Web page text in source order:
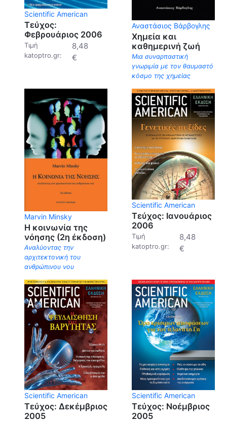
Scientific American
Τεύχος:
Φεβρουάριος 2006
Τιμή
katoptro.gr:
8,48
€
Αναστάσιος Βάρβογλης
Χημεία και
καθημερινή ζωή
Μια συναρπαστική
γνωριμία με τον θαυμαστό
κόσμο της χημείας
Marvin Minsky
Η κοινωνία της
νόησης (2η έκδοση)
Αναλύοντας την
αρχιτεκτονική του
ανθρώπινου νου
Scientific American
Τεύχος: Ιανουάριος
2006
Τιμή
katoptro.gr:
8,48
€
Scientific American
Τεύχος: Δεκέμβριος
2005
Scientific American
Τεύχος: Νοέμβριος
2005